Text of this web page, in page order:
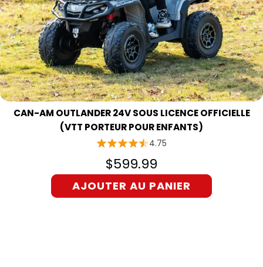
CAN-AM OUTLANDER 24V SOUS LICENCE OFFICIELLE
(VTT PORTEUR POUR ENFANTS)
4.75
$599.99
AJOUTER AU PANIER